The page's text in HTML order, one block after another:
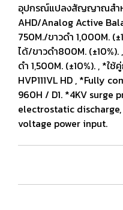
อุปกรณ์แปลงสัญญาณสำห
AHD/Analog Active
750M./ขาวดำ 1,000M.
ได้/ขาวดำ800M.
ดำ 1,500M. (±10%). , *ใช้
HVP111VL HD , *Fully
960H / D1. *4KV surge
electrostatic
voltage power input.